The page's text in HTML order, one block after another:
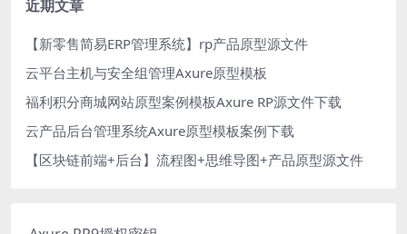
近期文章
【新零售简易ERP管理系统】rp产品原型源文件
云平台主机与安全组管理Axure原型模板
福利积分商城网站原型案例模板Axure RP源文件下载
云产品后台管理系统Axure原型模板案例下载
【区块链前端+后台】流程图+思维导图+产品原型源文件